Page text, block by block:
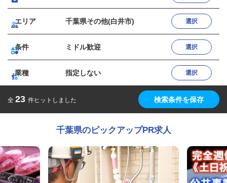
エリア 千葉県その他(白井市) 選択
条件 ミドル歓迎 選択
業種 指定しない 選択
全 23 件ヒットしました 検索条件を保存
千葉県のピックアップPR求人